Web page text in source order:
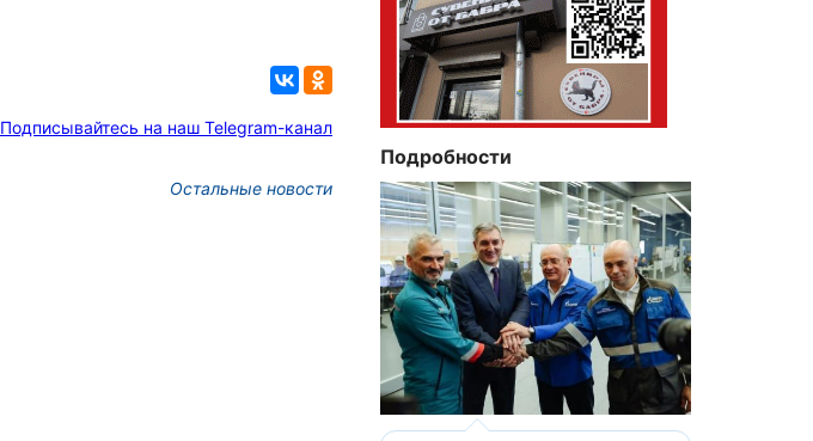
Подписывайтесь на наш Telegram-канал
Остальные новости
Подробности